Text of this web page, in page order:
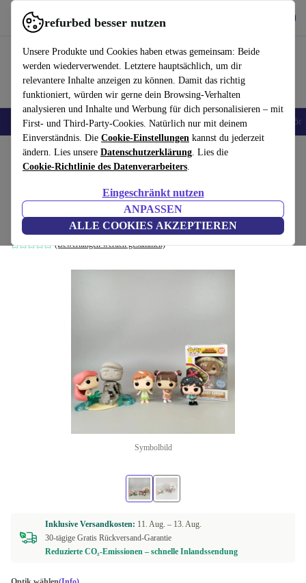
refurbed besser nutzen
Unsere Produkte und Cookies haben etwas gemeinsam: Beide
werden wiederverwendet. Letztere hauptsächlich, um dir
relevantere Inhalte anzeigen zu können. Damit das richtig
funktioniert, würden wir gerne dein Browsing-Verhalten
analysieren und Inhalte und Werbung für dich personalisieren – mit
First- und Third-Party-Cookies. Natürlich nur mit deinem
Einverständnis. Die Cookie-Einstellungen kannst du jederzeit
ändern. Lies unsere Datenschutzerklärung. Lies die
Cookie-Richtlinie des Datenverarbeiters.
Eingeschränkt nutzen
ANPASSEN
ALLE COOKIES AKZEPTIEREN
refurbed schnell und einfach nutzen
🎒 Back to school Handys Laptops Tablets Smartwatches Zubehör
Home Baby & Kind Spielzeug
Funko Pop! Sammelfiguren Set -
Disney und Genshin Impact
mehrfarbig
(Bewertungen werden gesammelt)
49,00 €
60,00 €
Symbolbild
Inklusive Versandkosten: 11. Aug. – 13. Aug.
30-tägige Gratis Rückversand-Garantie
Reduzierte CO₂-Emissionen – schnelle Inlandssendung